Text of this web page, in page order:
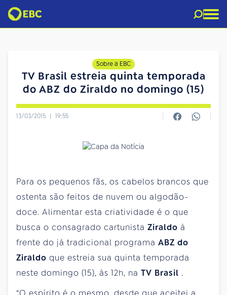
Sobre a EBC
TV Brasil estreia quinta temporada
do ABZ do Ziraldo no domingo (15)
13/03/2015 | 19:55
Para os pequenos fãs, os cabelos brancos que
ostenta são feitos de nuvem ou algodão-
doce. Alimentar esta criatividade é o que
busca o consagrado cartunista Ziraldo à
frente do já tradicional programa ABZ do
Ziraldo que estreia sua quinta temporada
neste domingo (15), às 12h, na TV Brasil .